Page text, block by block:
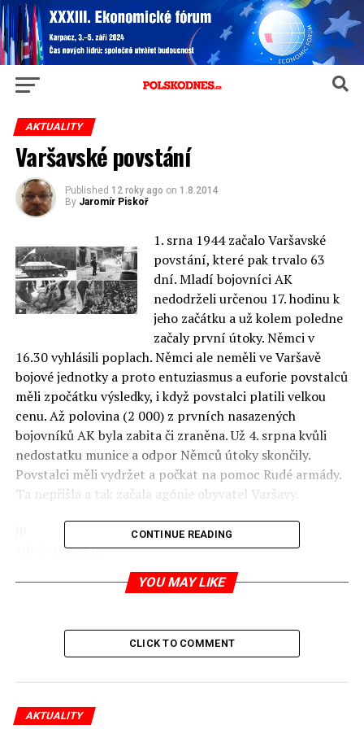
AKTUALITY
Varšavské povstání
Published 12 roky ago on 1.8.2014
By Jaromír Piskoř
1. srna 1944 začalo Varšavské
povstání, které pak trvalo 63
dní. Mladí bojovníci AK
nedodrželi určenou 17. hodinu k
jeho začátku a už kolem poledne
začaly první útoky. Němci v
16.30 vyhlásili poplach. Němci ale neměli ve Varšavě
bojové jednotky a proto entuziasmus a euforie povstalců
měli zpočátku výsledky, i když povstalci platili velkou
cenu. Až polovina (2 000) z prvních nasazených
bojovníků AK byla zabita či zraněna.Už 4. srpna kvůli
nedostatku munice a odpor Němců útoky skončily.
Povstalci měli vydržet a počkat na pomoc Rudé armády.
Ta nepřišla a tak začala agónie obyvatel Varšavy.
tvn24.pl
Minuta ticha
DON'T MISS
Polský premiér ohlásil
CONTINUE READING
YOU MAY LIKE
CLICK TO COMMENT
AKTUALITY